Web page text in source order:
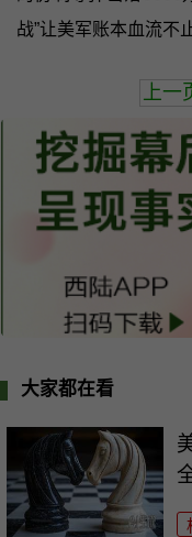
战”让美军账本血流不
上一
大家都在看